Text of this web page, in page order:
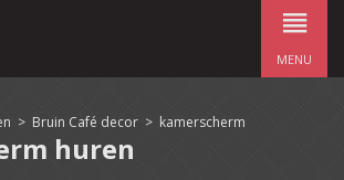
MENU
> Bruin Café decor > kamerscherm
huren